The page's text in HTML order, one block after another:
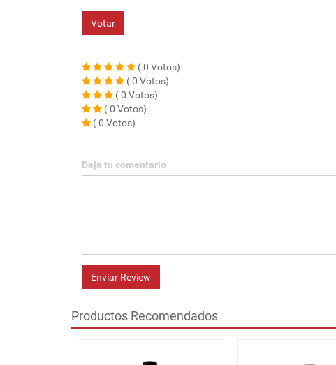
Votar
( 0 Votos)
( 0 Votos)
( 0 Votos)
( 0 Votos)
( 0 Votos)
Deja tu comentario
Enviar Review
Productos Recomendados